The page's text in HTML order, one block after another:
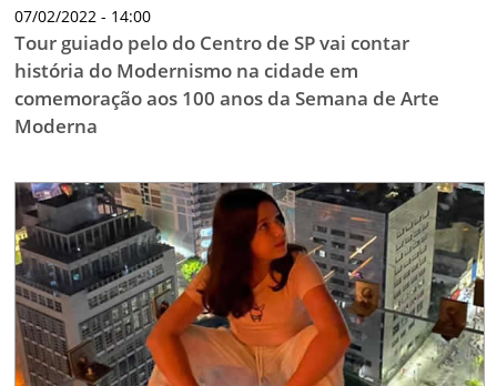
07/02/2022 - 14:00
Tour guiado pelo do Centro de SP vai contar
história do Modernismo na cidade em
comemoração aos 100 anos da Semana de Arte
Moderna